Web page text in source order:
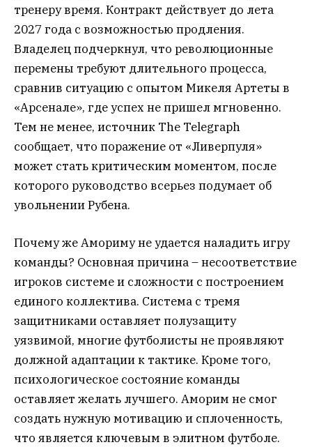
тренеру время. Контракт действует до лета
2027 года с возможностью продления.
Владелец подчеркнул, что революционные
перемены требуют длительного процесса,
сравнив ситуацию с опытом Микеля Артеты в
«Арсенале», где успех не пришел мгновенно.
Тем не менее, источник The Telegraph
сообщает, что поражение от «Ливерпуля»
может стать критическим моментом, после
которого руководство всерьез подумает об
увольнении Рубена.
Почему же Амориму не удается наладить игру
команды? Основная причина – несоответствие
игроков системе и сложности с построением
единого коллектива. Система с тремя
защитниками оставляет полузащиту
уязвимой, многие футболисты не проявляют
должной адаптации к тактике. Кроме того,
психологическое состояние команды
оставляет желать лучшего. Аморим не смог
создать нужную мотивацию и сплоченность,
что является ключевым в элитном футболе.